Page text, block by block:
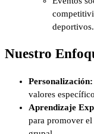
deportivos.
Nuestro
Personalización:
valores
Aprendizaje
para promover